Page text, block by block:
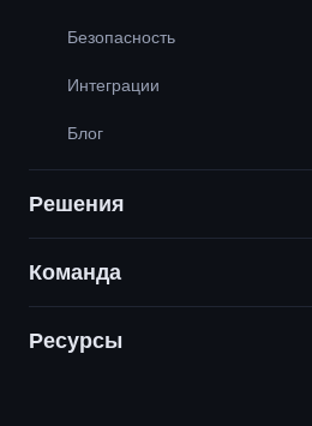
Безопасность
Интеграции
Блог
Решения
Digital-маркетинговые агентства
Команда
Вакансии
Ресурсы